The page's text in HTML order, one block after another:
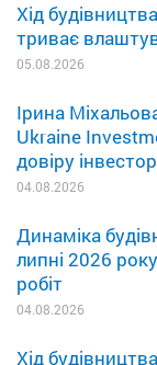
Хід
триває
05.08.2026
Ірина
Ukraine
довіру
04.08.2026
Динаміка
липні 2026
робіт
04.08.2026
Хід